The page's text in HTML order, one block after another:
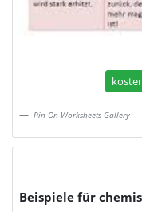
Pin On Worksheets Gallery
Beispiele für